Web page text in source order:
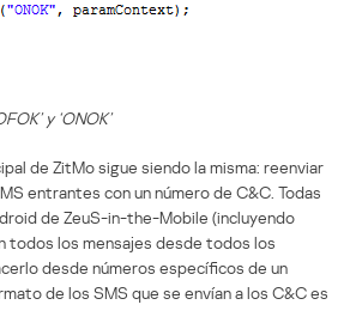
y ‘ONOK’
de ZitMo sigue siendo la misma: reenviar
entrantes con un número de C&C. Todas
de ZeuS-in-the-Mobile (incluyendo
todos los mensajes desde todos los
desde números específicos de un
de los SMS que se envían a los C&C es